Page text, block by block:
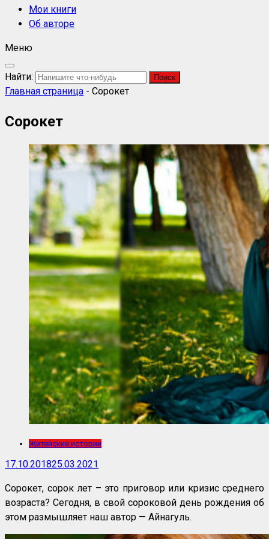
Мои книги
Об авторе
Меню
Найти:
Главная страница - Сорокет
Сорокет
Житейские истории
17.10.201825.03.2021
Сорокет, сорок лет – это приговор или кризис среднего
возраста? Сегодня, в свой сороковой день рождения об
этом размышляет наш автор — Айнагуль.